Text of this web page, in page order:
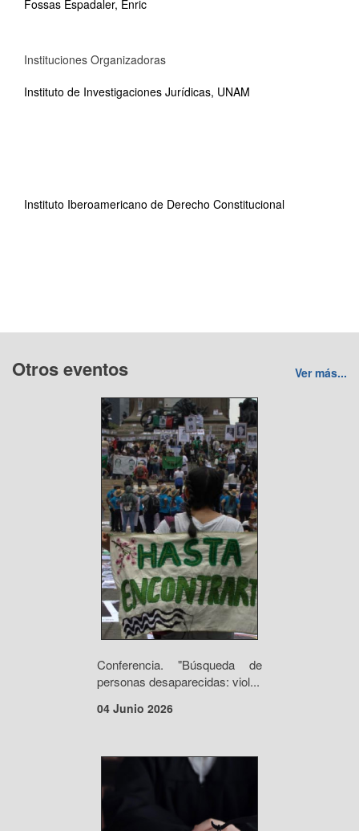
Fossas Espadaler, Enric
Instituciones Organizadoras
Instituto de Investigaciones Jurídicas, UNAM
Instituto Iberoamericano de Derecho Constitucional
Otros eventos Ver más...
Conferencia. "Búsqueda de
personas desaparecidas: viol...
04 Junio 2026